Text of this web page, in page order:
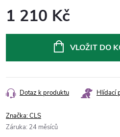
1 210 Kč
VLOŽIT DO
Dotaz k produktu Hlídací
Značka:CLS
Záruka: 24 měsíců